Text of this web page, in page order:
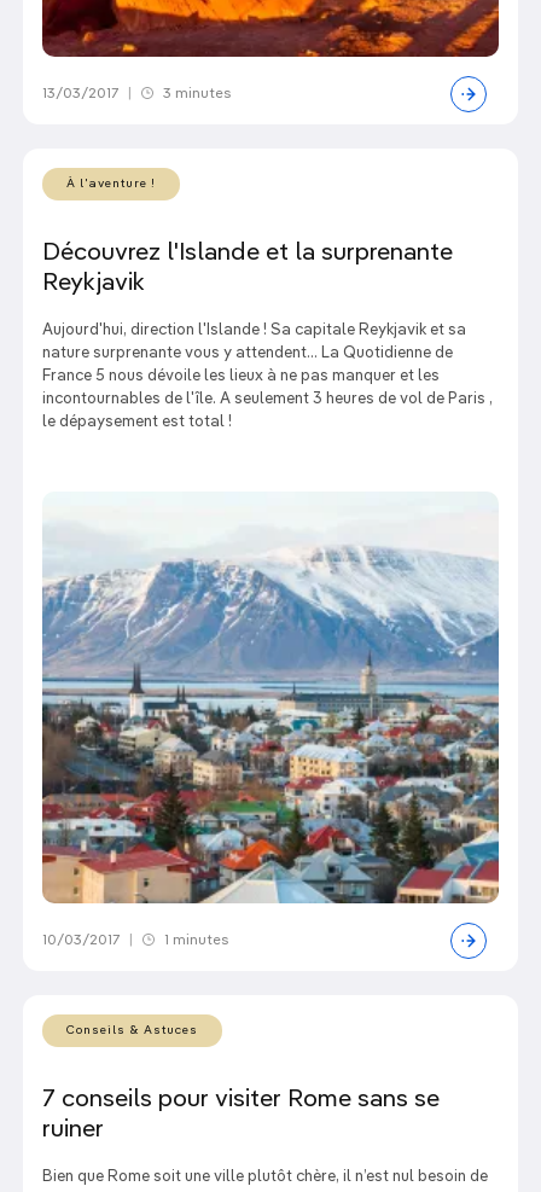
13/03/2017 3 minutes
À l'aventure !
Découvrez l'Islande et la surprenante
Reykjavik
Aujourd'hui, direction l'Islande ! Sa capitale Reykjavik et sa
nature surprenante vous y attendent... La Quotidienne de
France 5 nous dévoile les lieux à ne pas manquer et les
incontournables de l'île. A seulement 3 heures de vol de Paris ,
le dépaysement est total !
10/03/2017 1 minutes
Conseils & Astuces
7 conseils pour visiter Rome sans se
ruiner
Bien que Rome soit une ville plutôt chère, il n’est nul besoin de